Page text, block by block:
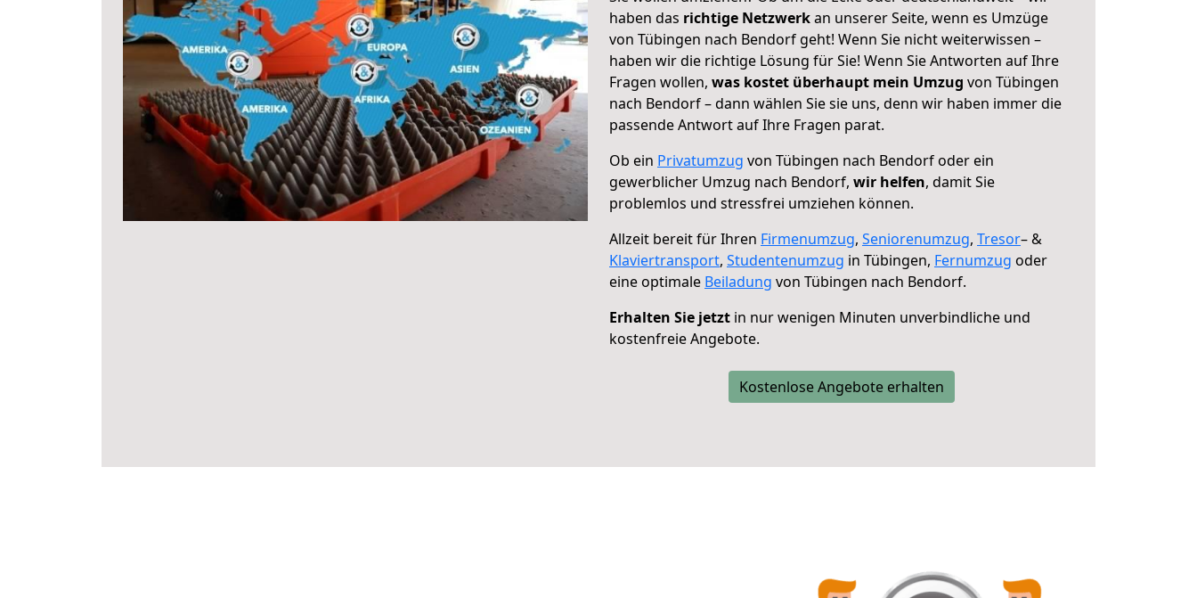
haben das richtige Netzwerkan unserer Seite, wenn es Umzüge
von Tübingen nach Bendorf geht! Wenn Sie nicht weiterwissen –
haben wir die richtige Lösung für Sie! Wenn Sie Antworten auf Ihre
Fragen wollen, was kostet überhaupt mein Umzug von Tübingen
nach Bendorf – dann wählen Sie sie uns, denn wir haben immer die
passende Antwort auf Ihre Fragen parat.
Ob ein Privatumzug von Tübingen nach Bendorf oder ein
gewerblicher Umzug nach Bendorf, wir helfen, damit Sie
problemlos und stressfrei umziehen können.
Allzeit bereit für Ihren Firmenumzug, Seniorenumzug, Tresor– &
Klaviertransport, Studentenumzug in Tübingen, Fernumzug oder
eine optimale Beiladung von Tübingen nach Bendorf.
Erhalten Sie jetzt in nur wenigen Minuten unverbindliche und
kostenfreie Angebote.
Kostenlose Angebote erhalten